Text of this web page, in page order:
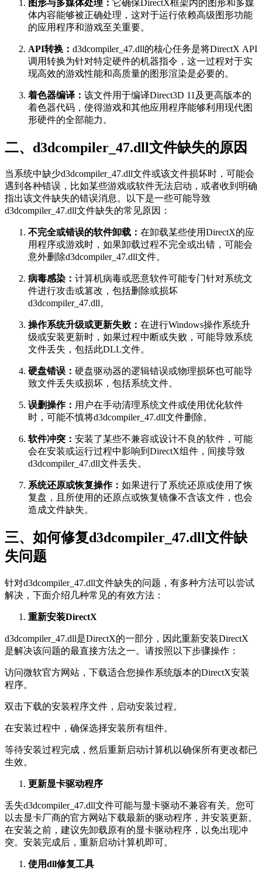
图形与多媒体处理： 它确保DirectX框架内的图形和多媒
体内容能够被正确处理，这对于运行依赖高级图形功能
的应用程序和游戏至关重要。
API转换： d3dcompiler_47.dll的核心任务是将DirectX API
调用转换为针对特定硬件的机器指令，这一过程对于实
现高效的游戏性能和高质量的图形渲染是必要的。
着色器编译： 该文件用于编译Direct3D 11及更高版本的
着色器代码，使得游戏和其他应用程序能够利用现代图
形硬件的全部能力。
二、d3dcompiler_47.dll文件缺失的原因
当系统中缺少d3dcompiler_47.dll文件或该文件损坏时，可能会
遇到各种错误，比如某些游戏或软件无法启动，或者收到明确
指出该文件缺失的错误消息。以下是一些可能导致
d3dcompiler_47.dll文件缺失的常见原因：
不完全或错误的软件卸载： 在卸载某些使用DirectX的应
用程序或游戏时，如果卸载过程不完全或出错，可能会
意外删除d3dcompiler_47.dll文件。
病毒感染： 计算机病毒或恶意软件可能专门针对系统文
件进行攻击或篡改，包括删除或损坏
d3dcompiler_47.dll。
操作系统升级或更新失败： 在进行Windows操作系统升
级或安装更新时，如果过程中断或失败，可能导致系统
文件丢失，包括此DLL文件。
硬盘错误： 硬盘驱动器的逻辑错误或物理损坏也可能导
致文件丢失或损坏，包括系统文件。
误删操作： 用户在手动清理系统文件或使用优化软件
时，可能不慎将d3dcompiler_47.dll文件删除。
软件冲突： 安装了某些不兼容或设计不良的软件，可能
会在安装或运行过程中影响到DirectX组件，间接导致
d3dcompiler_47.dll文件丢失。
系统还原或恢复操作： 如果进行了系统还原或使用了恢
复盘，且所使用的还原点或恢复镜像不含该文件，也会
造成文件缺失。
三、如何修复d3dcompiler_47.dll文件缺
失问题
针对d3dcompiler_47.dll文件缺失的问题，有多种方法可以尝试
解决，下面介绍几种常见的有效方法：
重新安装DirectX
d3dcompiler_47.dll是DirectX的一部分，因此重新安装DirectX
是解决该问题的最直接方法之一。请按照以下步骤操作：
访问微软官方网站，下载适合您操作系统版本的DirectX安装
程序。
双击下载的安装程序文件，启动安装过程。
在安装过程中，确保选择安装所有组件。
等待安装过程完成，然后重新启动计算机以确保所有更改都已
生效。
更新显卡驱动程序
丢失d3dcompiler_47.dll文件可能与显卡驱动不兼容有关。您可
以去显卡厂商的官方网站下载最新的驱动程序，并安装更新。
在安装之前，建议先卸载原有的显卡驱动程序，以免出现冲
突。安装完成后，重新启动计算机即可。
使用dll修复工具